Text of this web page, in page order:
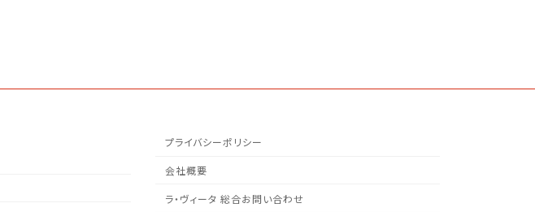
プライバシーポリシー
会社概要
ラ・ヴィータ 総合お問い合わせ